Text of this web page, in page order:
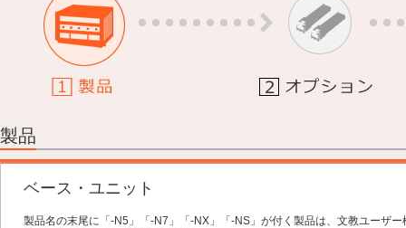
3.保守サービス
4.内容の確認
製品
ベース・ユニット
製品名の末尾に「-N5」「-N7」「-NX」「-NS」が付く製品は、文教ユーザ